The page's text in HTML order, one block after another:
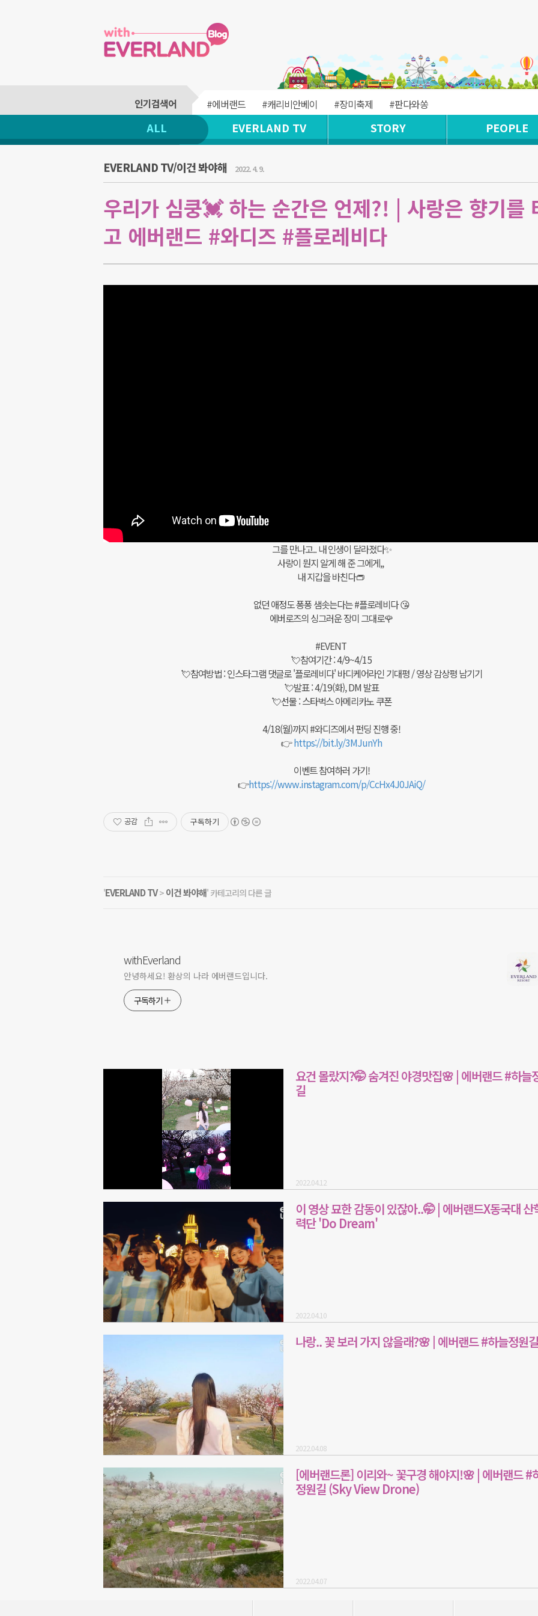
#에버랜드 #캐리비안베이 #장미축제 #판다와쏭
ALL EVERLAND TV STORY PEOPLE
EVERLAND TV/이건 봐야해 2022. 4. 9.
우리가 심쿵💓 하는 순간은 언제?! | 사랑은 향기를
고 에버랜드 #와디즈 #플로레비다
그를 만나고.. 내 인생이 달라졌다✨
사랑이 뭔지 알게 해 준 그에게,,
내 지갑을 바친다👝
없던 애정도 퐁퐁 샘솟는다는 #플로레비다 😘
에버로즈의 싱그러운 장미 그대로🌹
#EVENT
💘참여기간 : 4/9~4/15
💘참여방법 : 인스타그램 댓글로 '플로레비다' 바디케어라인 기대평 / 영상 감상평 남기기
💘발표 : 4/19(화), DM 발표
💘선물 : 스타벅스 아메리카노 쿠폰
4/18(월)까지 #와디즈에서 펀딩 진행 중!
👉https://bit.ly/3MJunYh
이벤트 참여하러 가기!
👉https://www.instagram.com/p/CcHx4J0JAiQ/
공감 구독하기
'EVERLAND TV> 이건 봐야해' 카테고리의 다른 글
withEverland
안녕하세요! 환상의 나라 에버랜드입니다.
구독하기
요건 몰랐지?🤭 숨겨진 야경맛집🌸 | 에버랜드 #하늘
길
2022.04.12
이 영상 묘한 감동이 있잖아..🤭 | 에버랜드X동국대 산
력단 'Do Dream'
2022.04.10
나랑.. 꽃 보러 가지 않을래?🌸 | 에버랜드 #하늘정원길
2022.04.08
[에버랜드론] 이리와~ 꽃구경 해야지!🌸 | 에버랜드 #
정원길 (Sky View Drone)
2022.04.07